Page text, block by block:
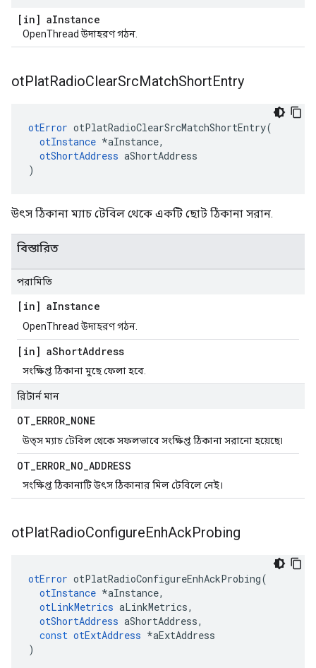
[in] aInstance
OpenThread উদাহরণ গঠন.
otPlatRadioClearSrcMatchShortEntry
otError otPlatRadioClearSrcMatchShortEntry(
otInstance *aInstance,
otShortAddress aShortAddress
)
উৎস ঠিকানা ম্যাচ টেবিল থেকে একটি ছোট ঠিকানা সরান.
বিস্তারিত
পরামিতি
[in] aInstance
OpenThread উদাহরণ গঠন.
[in] aShortAddress
সংক্ষিপ্ত ঠিকানা মুছে ফেলা হবে.
রিটার্ন মান
OT_ERROR_NONE
উত্স ম্যাচ টেবিল থেকে সফলভাবে সংক্ষিপ্ত ঠিকানা সরানো হয়েছে৷
OT_ERROR_NO_ADDRESS
সংক্ষিপ্ত ঠিকানাটি উৎস ঠিকানার মিল টেবিলে নেই।
otPlatRadioConfigureEnhAckProbing
otError otPlatRadioConfigureEnhAckProbing(
otInstance *aInstance,
otLinkMetrics aLinkMetrics,
otShortAddress aShortAddress,
const otExtAddress *aExtAddress
)